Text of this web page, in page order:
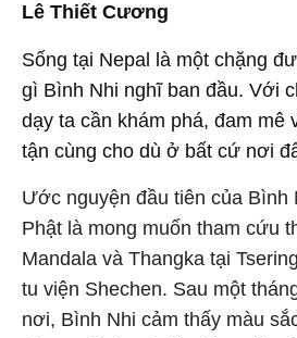
Lê Thiết Cương
Sống tại Nepal là một chặng
gì Bình Nhi nghĩ ban đầu. Với
dạy ta cần khám phá, đam mê
tận cùng cho dù ở bất cứ nơi
Ước nguyện đầu tiên của Bình
Phật là mong muốn tham cứu
Mandala và Thangka tại
tu viện Shechen. Sau một
nơi, Bình Nhi cảm thấy màu